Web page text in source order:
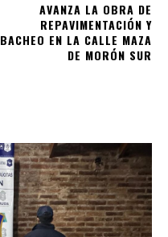
AVANZA LA OBRA DE
REPAVIMENTACIÓN Y
BACHEO EN LA CALLE MAZA
DE MORÓN SUR